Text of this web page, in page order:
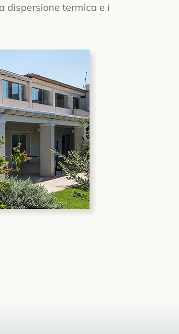
dispersione termica e i